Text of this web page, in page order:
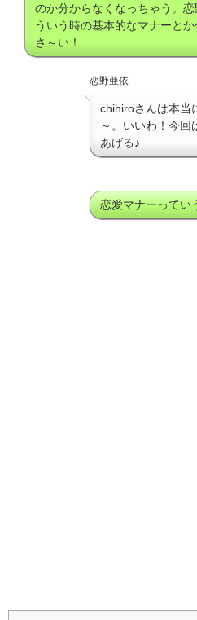
のか分からなくなっちゃう。恋
ういう時の基本的なマナーと
さ～い！
恋野亜依
chihiroさんは本当
～。いいわ！今回
あげる♪
恋愛マナーって